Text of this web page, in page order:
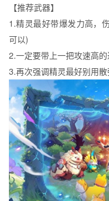
【推荐武器】
1.精灵最好带爆发力高，
可以)
2.一定要带上一把攻速高的
3.再次强调精灵最好别用